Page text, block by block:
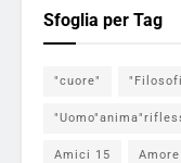
Sfoglia per Tag
"cuore"
Amici 15 Amore